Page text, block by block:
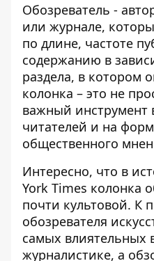
Обозреватель -
или журнале,
по длине, частоте
содержанию в
раздела, в котором
колонка – это не
важный инструмент
читателей и на
общественного
Интересно, что в
York Times колонка
почти культовой. К
обозревателя
самых влиятельных
журналистике, а